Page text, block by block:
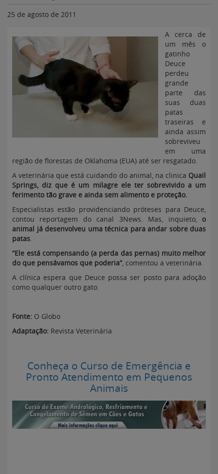
25 de agosto de 2011
A cerca de
um mês o
gatinho
Deuce
perdeu
grande
parte das
suas duas
patas
traseiras e
ainda assim
sobreviveu
em uma
região de florestas de Oklahoma (EUA) até ser resgatado.
A veterinária que está cuidando do animal, na clinica Quail
Springs, diz que é um milagre ele ter sobrevivido a um
ferimento tão grave e ainda sem alimento e proteção.
Especialistas estão providenciando próteses para Deuce,
contou reportagem do canal 3News. Mas, inquieto, o
animal já desenvolveu uma técnica para andar sobre duas
patas.
“Ele está compensando (a perda das pernas) muito melhor
do que pensávamos que poderia”, comentou a veterinária.
A clínica espera que Deuce possa ser posto para adoção
como qualquer outro gato.
Fonte: O Globo
Adaptação: Revista Veterinária
Conheça o Curso de Emergência e
Pronto Atendimento em Pequenos
Animais